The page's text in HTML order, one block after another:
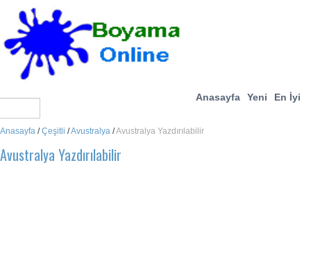
Anasayfa Yeni En İyi
Anasayfa /Çeşitli /Avustralya /Avustralya Yazdırılabilir
Avustralya Yazdırılabilir